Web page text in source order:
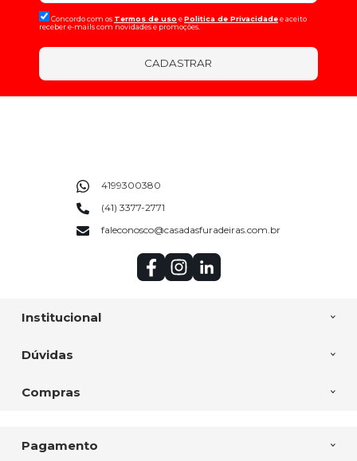
Concordo com os Termos de uso ePolitica de Privacidadee aceito
receber e-mails com novidades e promoções.
CADASTRAR
Institucional
Dúvidas
Compras
4199300380
(41) 3377-2771
faleconosco@casadasfuradeiras.com.br
Pagamento